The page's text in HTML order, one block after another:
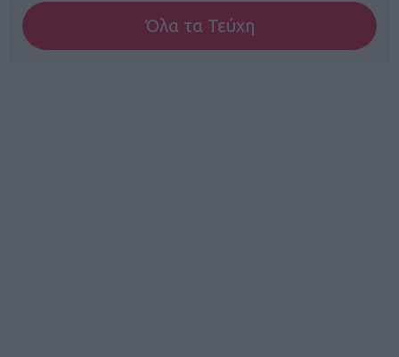
Όλα τα Τεύχη